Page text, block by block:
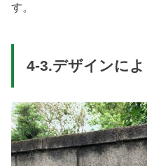
す。
4-3.デザインに